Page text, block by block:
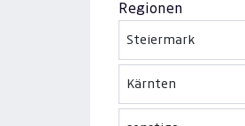
Regionen
Steiermark
Kärnten